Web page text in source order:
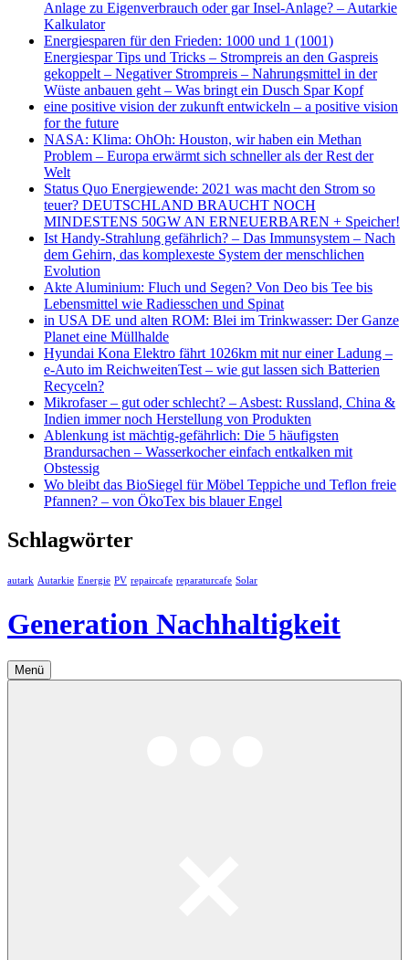
Anlage zu Eigenverbrauch oder gar Insel-Anlage? – Autarkie
Kalkulator
Energiesparen für den Frieden: 1000 und 1 (1001)
Energiespar Tips und Tricks – Strompreis an den Gaspreis
gekoppelt – Negativer Strompreis – Nahrungsmittel in der
Wüste anbauen geht – Was bringt ein Dusch Spar Kopf
eine positive vision der zukunft entwickeln – a positive vision
for the future
NASA: Klima: OhOh: Houston, wir haben ein Methan
Problem – Europa erwärmt sich schneller als der Rest der
Welt
Status Quo Energiewende: 2021 was macht den Strom so
teuer? DEUTSCHLAND BRAUCHT NOCH
MINDESTENS 50GW AN ERNEUERBAREN + Speicher!
Ist Handy-Strahlung gefährlich? – Das Immunsystem – Nach
dem Gehirn, das komplexeste System der menschlichen
Evolution
Akte Aluminium: Fluch und Segen? Von Deo bis Tee bis
Lebensmittel wie Radiesschen und Spinat
in USA DE und alten ROM: Blei im Trinkwasser: Der Ganze
Planet eine Müllhalde
Hyundai Kona Elektro fährt 1026km mit nur einer Ladung –
e-Auto im ReichweitenTest – wie gut lassen sich Batterien
Recyceln?
Mikrofaser – gut oder schlecht? – Asbest: Russland, China &
Indien immer noch Herstellung von Produkten
Ablenkung ist mächtig-gefährlich: Die 5 häufigsten
Brandursachen – Wasserkocher einfach entkalken mit
Obstessig
Wo bleibt das BioSiegel für Möbel Teppiche und Teflon freie
Pfannen? – von ÖkoTex bis blauer Engel
Schlagwörter
autark Autarkie Energie PV repaircafe reparaturcafe Solar
Generation Nachhaltigkeit
Menü